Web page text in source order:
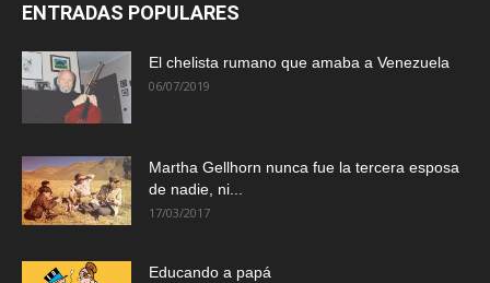
ENTRADAS POPULARES
El chelista rumano que amaba a Venezuela
06/07/2019
Martha Gellhorn nunca fue la tercera esposa
de nadie, ni...
17/03/2017
Educando a papá